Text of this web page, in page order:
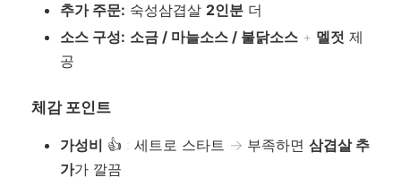
추가 주문: 숙성삼겹살 2인분 더
소스 구성: 소금 / 마늘소스 / 불닭소스 + 멜젓 제
공
체감 포인트
가성비 👍 : 세트로 스타트 → 부족하면 삼겹살 추
가가 깔끔